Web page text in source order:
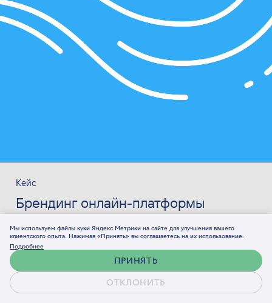
Кейс
Брендинг онлайн-платформы
страхования Цунами
Мы используем файлы куки Яндекс.Метрики на сайте для улучшения вашего
клиентского опыта. Нажимая «Принять» вы соглашаетесь на их использование.
Подробнее
ПРИНЯТЬ
ОТКЛОНИТЬ